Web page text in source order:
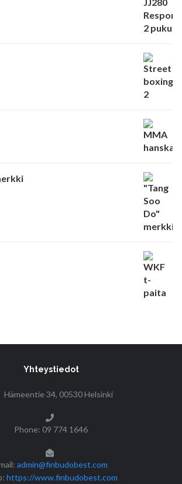
Yhteystiedot
Hämeentie 34, 00530 Helsinki
Phone: 09 774 1646
admin@finbudobest.com
https://www.finbudobest.com